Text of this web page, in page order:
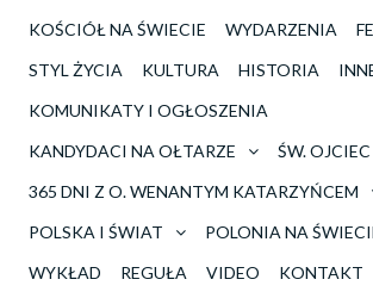
KOŚCIÓŁ NA ŚWIECIE
WYDARZENIA
STYL ŻYCIA
KULTURA HISTORIA
KOMUNIKATY I OGŁOSZENIA
KANDYDACI NA OŁTARZE
ŚW.
365 DNI Z O. WENANTYM KATARZYŃCEM
POLSKA I ŚWIAT
POLONIA NA
WYKŁAD
REGUŁA VIDEO
KONTAKT